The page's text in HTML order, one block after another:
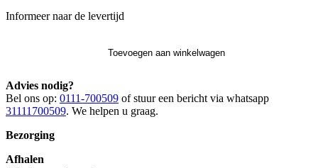
Informeer naar de levertijd
Toevoegen aan winkelwagen
Advies nodig?
Bel ons op: 0111-700509 of stuur een bericht via whatsapp
31111700509. We helpen u graag.
Bezorging
Afhalen